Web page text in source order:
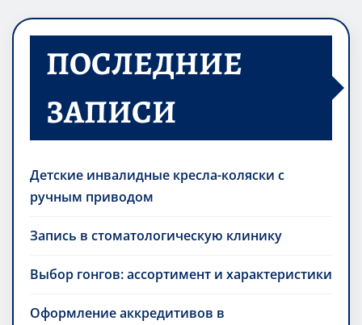
ПОСЛЕДНИЕ
ЗАПИСИ
Детские инвалидные кресла-коляски с
ручным приводом
Запись в стоматологическую клинику
Выбор гонгов: ассортимент и характеристики
Оформление аккредитивов в